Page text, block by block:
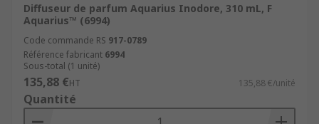
Diffuseur de parfum Aquarius Inodore, 310 mL, F
Aquarius™ (6994)
Code commande RS 917-0789
Référence fabricant 6994
Sous-total (1 unité)
135,88 €HT 135,88 €/unité
Quantité